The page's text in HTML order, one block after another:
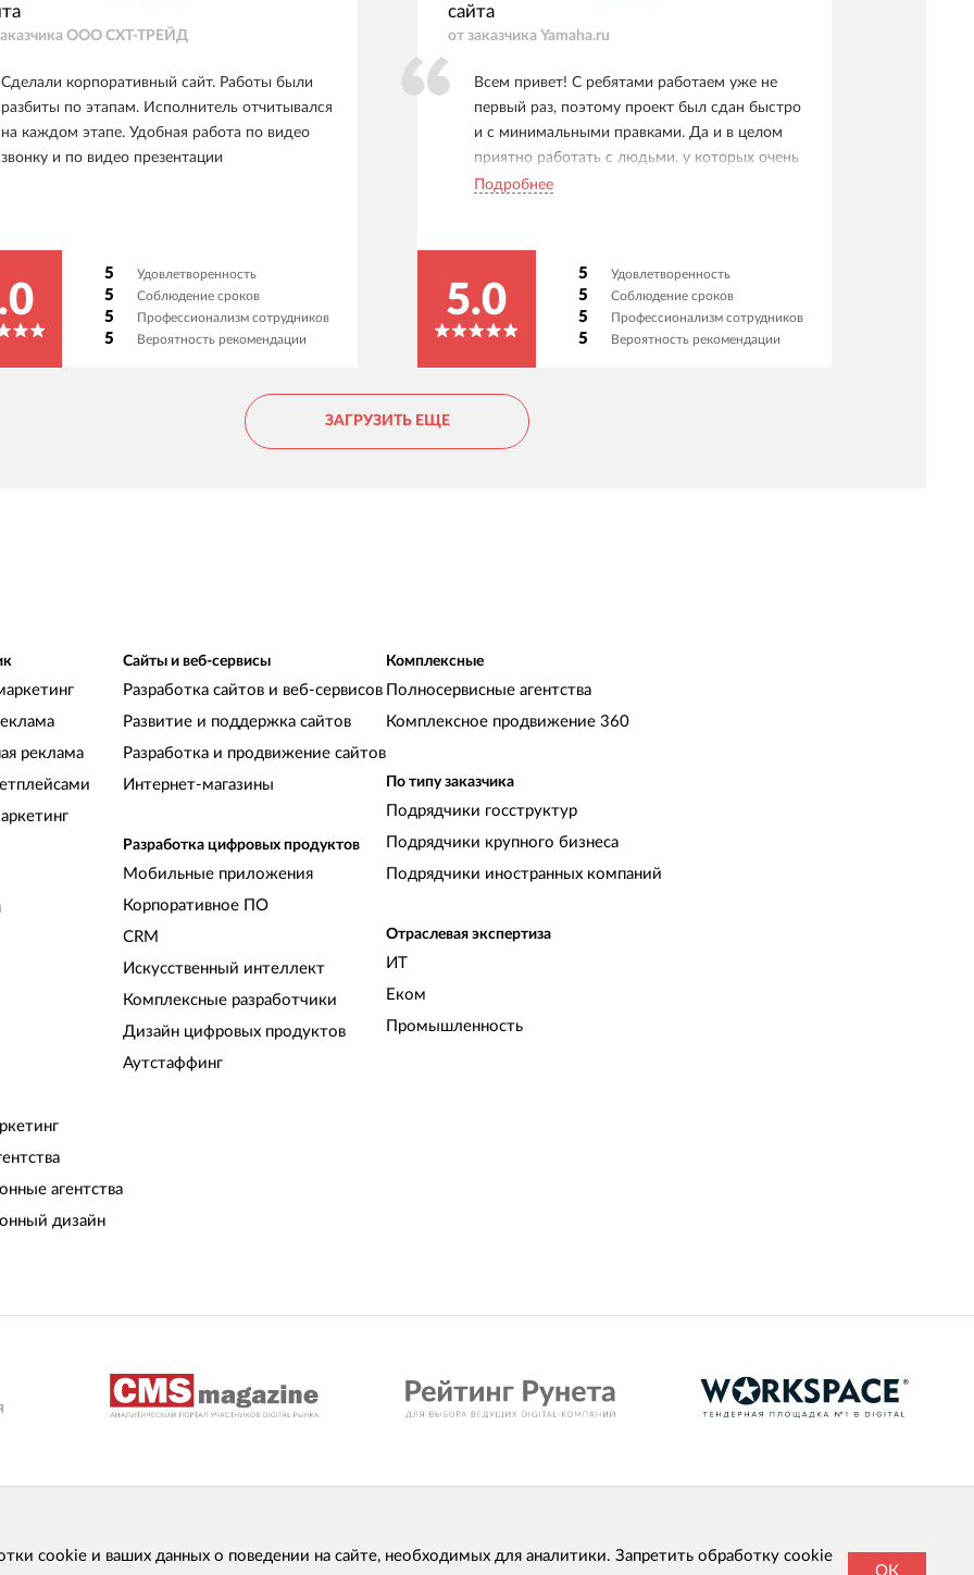
ООО СХТ-ТРЕЙД
Сделали корпоративный сайт. Работы были
разбиты по этапам. Исполнитель отчитывался
на каждом этапе. Удобная работа по видео
звонку и по видео презентации
5 Удовлетворенность
5 Соблюдение сроков
5 Профессионализм сотрудников
5 Вероятность рекомендации
сайта
от заказчика Yamaha.ru
Всем привет! С ребятами работаем уже не
первый раз, поэтому проект был сдан быстро
и с минимальными правками. Да и в целом
приятно работать с людьми, у которых очень
хорошее видение прекрасного. С точки зрения
максимальная синергия с командой OKTTA.
Спасибо ребятам за их труд и
профессионализм!
Подробнее
5.0
5 Удовлетворенность
5 Соблюдение сроков
5 Профессионализм сотрудников
5 Вероятность рекомендации
ЗАГРУЗИТЬ ЕЩЕ
реклама
агентства
дизайн
Сайты и веб-сервисы
Разработка сайтов и веб-сервисов
Развитие и поддержка сайтов
Разработка и продвижение сайтов
Интернет-магазины
Разработка цифровых продуктов
Мобильные приложения
Корпоративное ПО
CRM
Искусственный интеллект
Комплексные разработчики
Дизайн цифровых продуктов
Аутстаффинг
Комплексные
Полносервисные агентства
Комплексное продвижение 360
По типу заказчика
Подрядчики госструктур
Подрядчики крупного бизнеса
Подрядчики иностранных компаний
Отраслевая экспертиза
ИТ
Еком
Промышленность
cookie и ваших данных о поведении на сайте, необходимых для аналитики. Запретить обработку cookie
ОК